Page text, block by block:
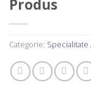
Produs
Categorie: Specialitate